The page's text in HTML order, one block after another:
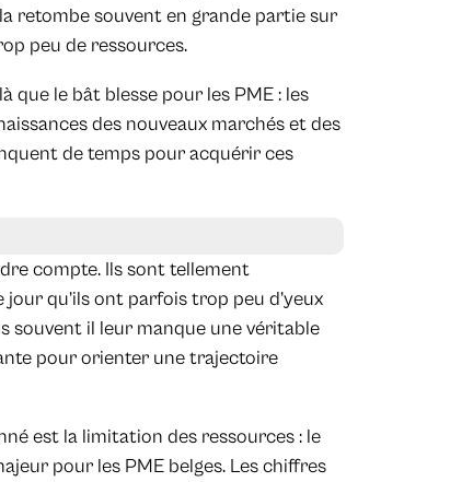
retombe souvent en grande partie sur
peu de ressources.
que le bât blesse pour les PME : les
des nouveaux marchés et des
de temps pour acquérir ces
compte. Ils sont tellement
qu’ils ont parfois trop peu d’yeux
souvent il leur manque une véritable
pour orienter une trajectoire
est la limitation des ressources : le
pour les PME belges. Les chiffres